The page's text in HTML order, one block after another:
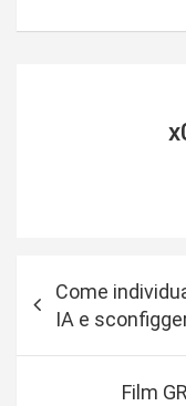
Come
IA e
Film